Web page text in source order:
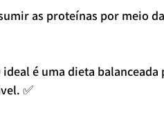
as proteínas por meio
é uma dieta
✅